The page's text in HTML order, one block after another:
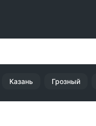
Казань Грозный